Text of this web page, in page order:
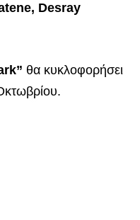
Desray
θα κυκλοφορήσει